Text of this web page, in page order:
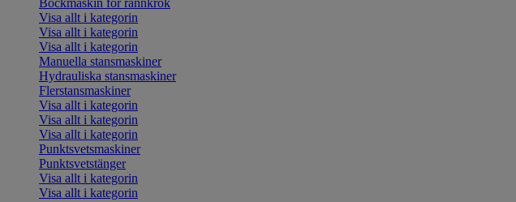
Bockmaskin för rännkrok
Visa allt i kategorin
Visa allt i kategorin
Visa allt i kategorin
Manuella stansmaskiner
Hydrauliska stansmaskiner
Flerstansmaskiner
Visa allt i kategorin
Visa allt i kategorin
Visa allt i kategorin
Punktsvetsmaskiner
Punktsvetstänger
Visa allt i kategorin
Visa allt i kategorin